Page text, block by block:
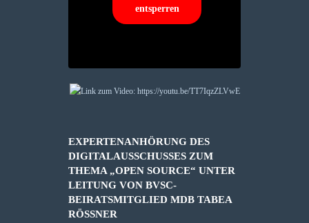
entsperren
EXPERTENANHÖRUNG DES
DIGITALAUSSCHUSSES ZUM
THEMA „OPEN SOURCE“ UNTER
LEITUNG VON BVSC-
BEIRATSMITGLIED MDB TABEA
RÖSSNER